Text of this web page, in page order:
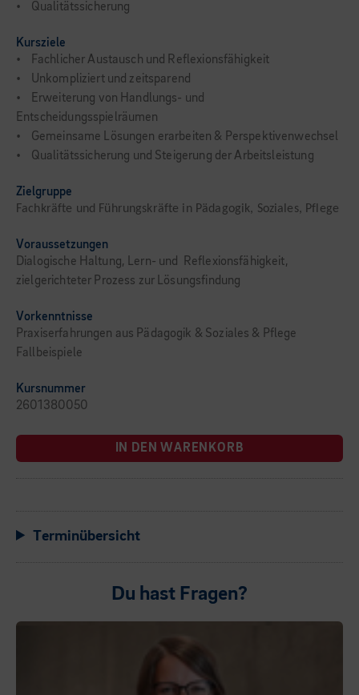
• Qualitätssicherung
Kursziele
• Fachlicher Austausch und Reflexionsfähigkeit
• Unkompliziert und zeitsparend
• Erweiterung von Handlungs- und
Entscheidungsspielräumen
• Gemeinsame Lösungen erarbeiten & Perspektivenwechsel
• Qualitätssicherung und Steigerung der Arbeitsleistung
Zielgruppe
Fachkräfte und Führungskräfte in Pädagogik, Soziales, Pflege
Voraussetzungen
Dialogische Haltung, Lern- und Reflexionsfähigkeit,
zielgerichteter Prozess zur Lösungsfindung
Vorkenntnisse
Praxiserfahrungen aus Pädagogik & Soziales & Pflege
Fallbeispiele
Kursnummer
2601380050
IN DEN WARENKORB
Terminübersicht
Du hast Fragen?